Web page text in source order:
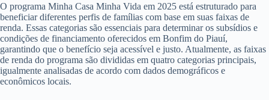
O programa Minha Casa Minha Vida em 2025 está estruturado para
beneficiar diferentes perfis de famílias com base em suas faixas de
renda. Essas categorias são essenciais para determinar os subsídios e
condições de financiamento oferecidos em Bonfim do Piauí,
garantindo que o benefício seja acessível e justo. Atualmente, as faixas
de renda do programa são divididas em quatro categorias principais,
igualmente analisadas de acordo com dados demográficos e
econômicos locais.